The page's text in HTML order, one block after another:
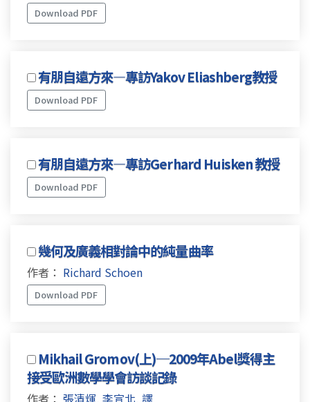
Download PDF
有朋自遠方來—專訪Yakov Eliashberg教授
Download PDF
有朋自遠方來—專訪Gerhard Huisken 教授
Download PDF
幾何及廣義相對論中的純量曲率
作者： Richard Schoen
Download PDF
Mikhail Gromov(上)─2009年Abel獎得主
接受歐洲數學學會訪談記錄
作者： 張清煇, 李宣北, 譯